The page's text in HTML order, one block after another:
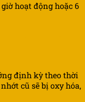
giờ hoạt động hoặc 6
định kỳ theo thời
cũ sẽ bị oxy hóa,